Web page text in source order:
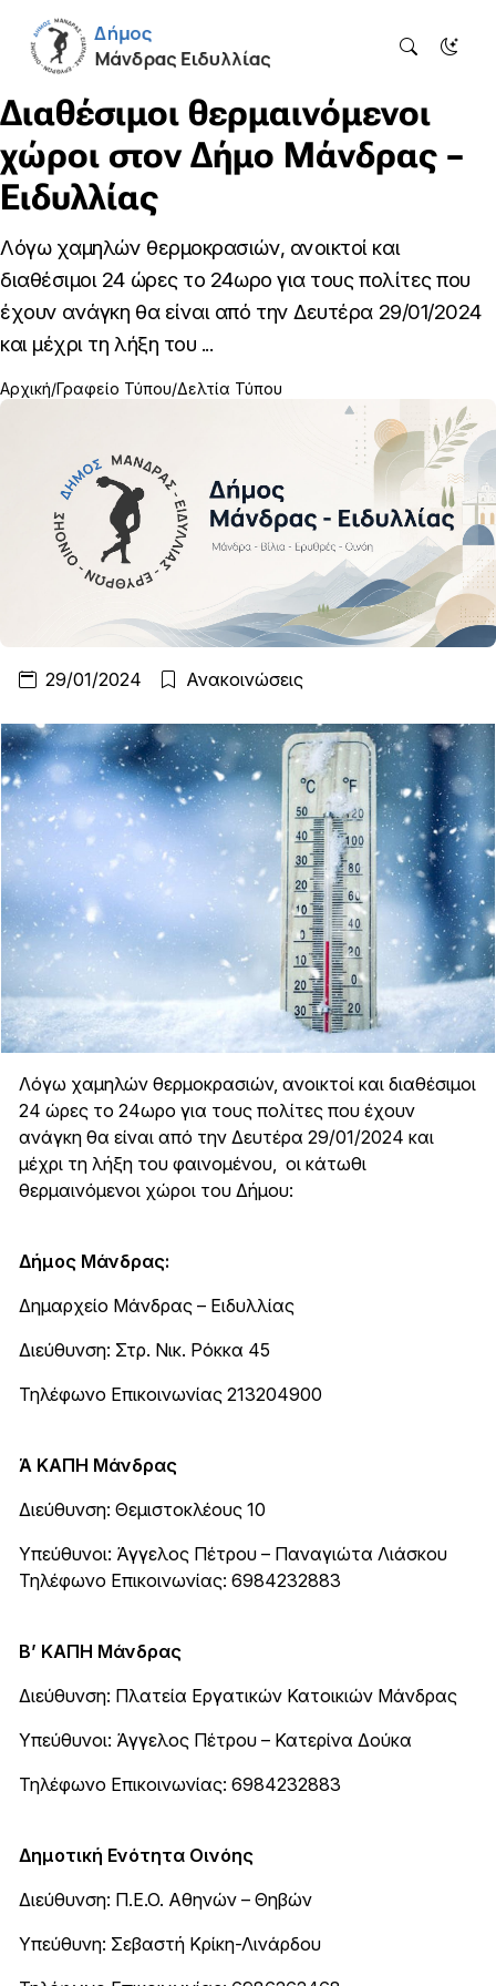
Διαθέσιμοι θερμαινόμενοι
χώροι στον Δήμο Μάνδρας –
Ειδυλλίας
Λόγω χαμηλών θερμοκρασιών, ανοικτοί και
διαθέσιμοι 24 ώρες το 24ωρο για τους πολίτες που
έχουν ανάγκη θα είναι από την Δευτέρα 29/01/2024
και μέχρι τη λήξη του ...
Αρχική Γραφείο Τύπου Δελτία Τύπου
29/01/2024 Ανακοινώσεις
Λόγω χαμηλών θερμοκρασιών, ανοικτοί και διαθέσιμοι
24 ώρες το 24ωρο για τους πολίτες που έχουν
ανάγκη θα είναι από την Δευτέρα 29/01/2024 και
μέχρι τη λήξη του φαινομένου, οι κάτωθι
θερμαινόμενοι χώροι του Δήμου:
Δήμος Μάνδρας:
Δημαρχείο Μάνδρας – Ειδυλλίας
Διεύθυνση: Στρ. Νικ. Ρόκκα 45
Τηλέφωνο Επικοινωνίας 213204900
Ά ΚΑΠΗ Μάνδρας
Διεύθυνση: Θεμιστοκλέους 10
Υπεύθυνοι: Άγγελος Πέτρου – Παναγιώτα Λιάσκου
Τηλέφωνο Επικοινωνίας: 6984232883
Β’ ΚΑΠΗ Μάνδρας
Διεύθυνση: Πλατεία Εργατικών Κατοικιών Μάνδρας
Υπεύθυνοι: Άγγελος Πέτρου – Κατερίνα Δούκα
Τηλέφωνο Επικοινωνίας: 6984232883
Δημοτική Ενότητα Οινόης
Διεύθυνση: Π.Ε.Ο. Αθηνών – Θηβών
Υπεύθυνη: Σεβαστή Κρίκη-Λινάρδου